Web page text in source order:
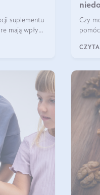
suplementu
mają wpływ
Czy